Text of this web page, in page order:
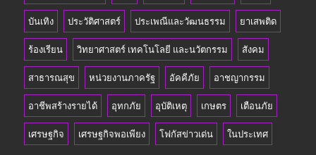
บันเทิง ประวัติศาสตร์ ประเพณีและวัฒนธรรม ยาเสพติด
ร้องเรียน วิทยาศาสตร์ เทคโนโลยี และนวัตกรรม สังคม
สาธารณสุข หน่วยงานภาครัฐ อัคคีภัย อาชญากรรม
อาชีพสร้างรายได้ อุทกภัย อุบัติเหตุ เกษตร เตือนภัย
เศรษฐกิจ เศรษฐกิจพอเพียง โฟกัสข่าวเด่น ในประเทศ